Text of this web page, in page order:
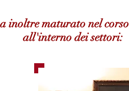
maturato nel corso
all'interno dei settori: